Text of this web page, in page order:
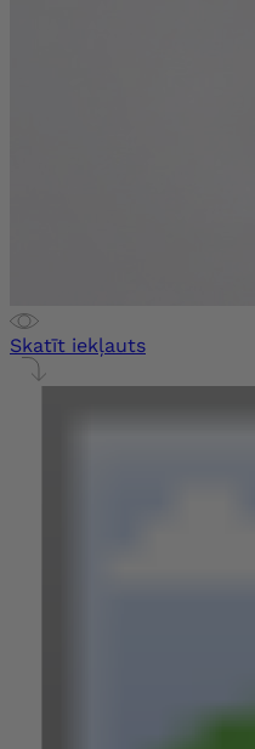
Skatīt iekļauts